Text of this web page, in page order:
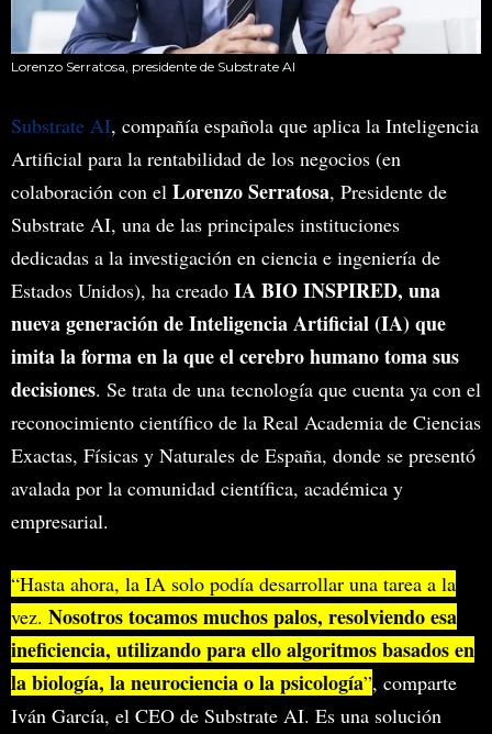
Lorenzo Serratosa, presidente de Substrate AI
Substrate AI, compañía española que aplica la Inteligencia
Artificial para la rentabilidad de los negocios (en
colaboración con el Lorenzo Serratosa, Presidente de
Substrate AI, una de las principales instituciones
dedicadas a la investigación en ciencia e ingeniería de
Estados Unidos), ha creado IA BIO INSPIRED, una
nueva generación de Inteligencia Artificial (IA) que
imita la forma en la que el cerebro humano toma sus
decisiones. Se trata de una tecnología que cuenta ya con el
reconocimiento científico de la Real Academia de Ciencias
Exactas, Físicas y Naturales de España, donde se presentó
avalada por la comunidad científica, académica y
empresarial.
“Hasta ahora, la IA solo podía desarrollar una tarea a la
vez. Nosotros tocamos muchos palos, resolviendo esa
ineficiencia, utilizando para ello algoritmos basados en
la biología, la neurociencia o la psicología”, comparte
Iván García, el CEO de Substrate AI. Es una solución